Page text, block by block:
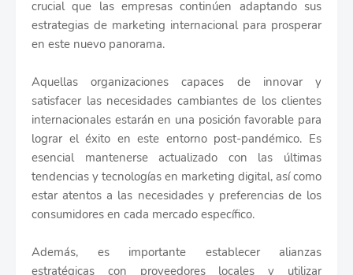
crucial que las empresas continúen adaptando sus
estrategias de marketing internacional para prosperar
en este nuevo panorama.
Aquellas organizaciones capaces de innovar y
satisfacer las necesidades cambiantes de los clientes
internacionales estarán en una posición favorable para
lograr el éxito en este entorno post-pandémico. Es
esencial mantenerse actualizado con las últimas
tendencias y tecnologías en marketing digital, así como
estar atentos a las necesidades y preferencias de los
consumidores en cada mercado específico.
Además, es importante establecer alianzas
estratégicas con proveedores locales y utilizar